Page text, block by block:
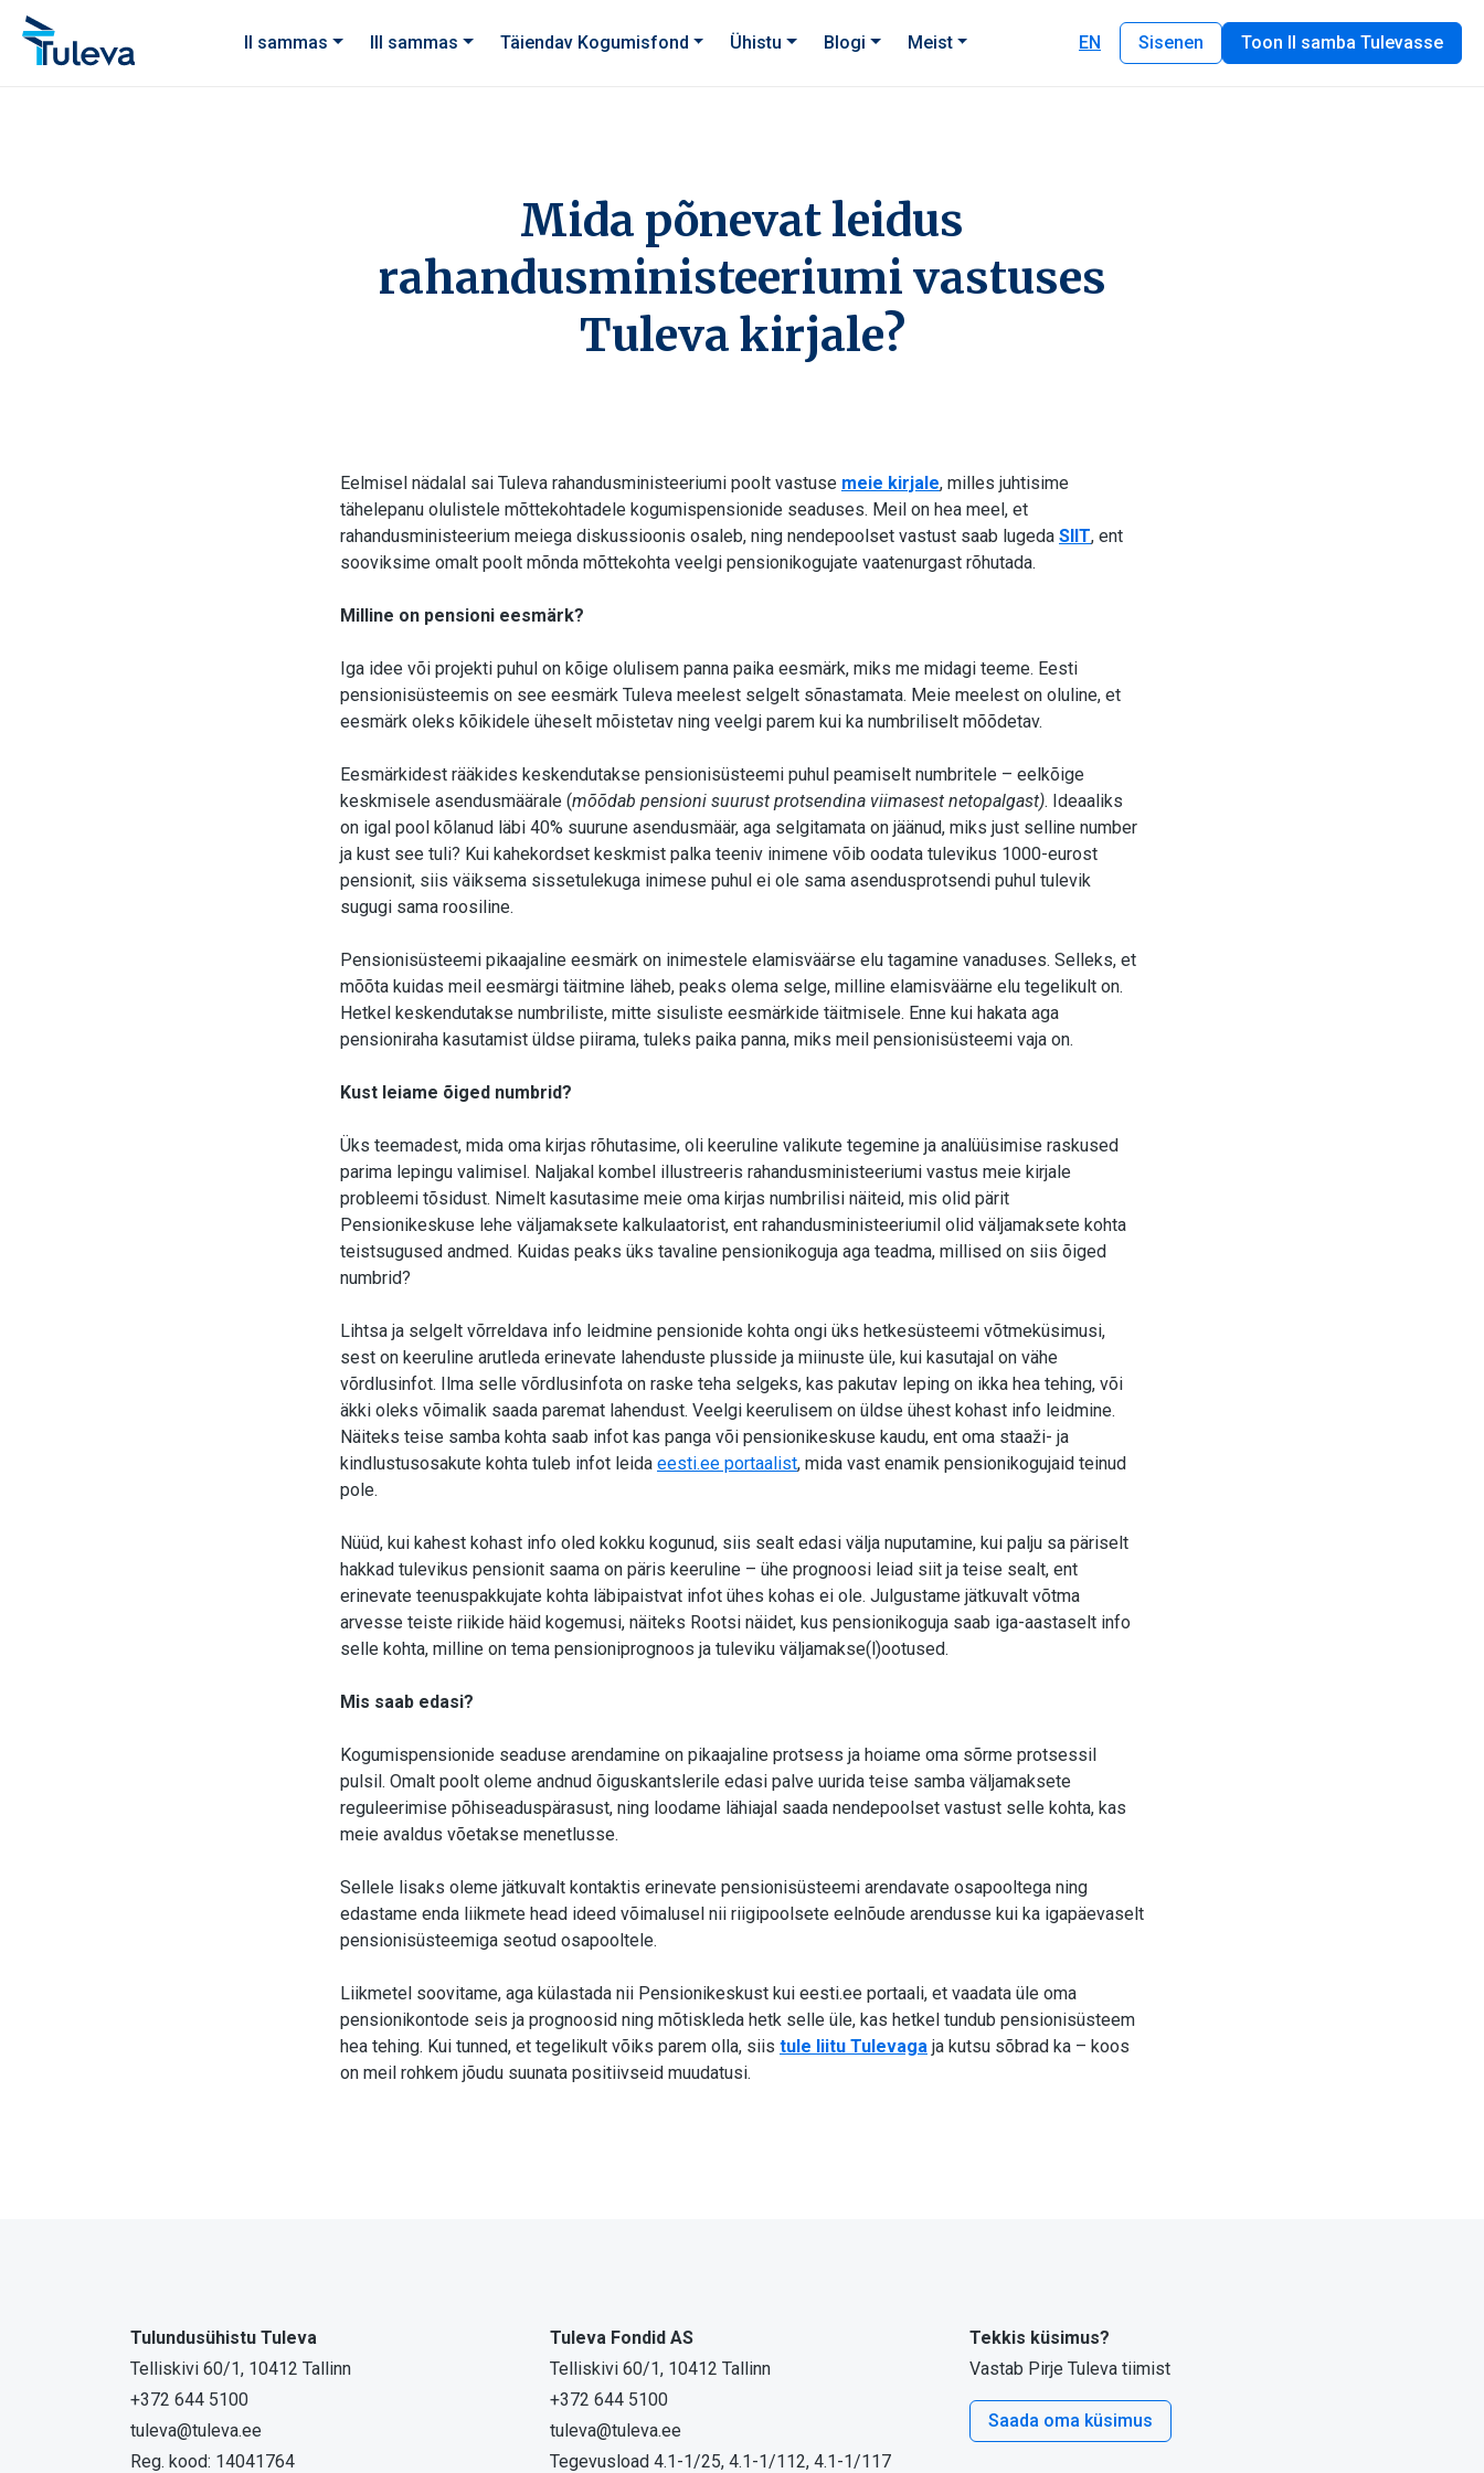
Liigu edasi sisu juurde
II sammas
III sammas Täiendav Kogumisfond Ühistu Blogi Meist EN Sisenen Toon II samba Tulevasse
Mida põnevat leidus
rahandusministeeriumi vastuses
Tuleva kirjale?
Eelmisel nädalal sai Tuleva rahandusministeeriumi poolt vastuse meie kirjale, milles juhtisime
tähelepanu olulistele mõttekohtadele kogumispensionide seaduses. Meil on hea meel, et
rahandusministeerium meiega diskussioonis osaleb, ning nendepoolset vastust saab lugeda SIIT, ent
sooviksime omalt poolt mõnda mõttekohta veelgi pensionikogujate vaatenurgast rõhutada.
Milline on pensioni eesmärk?
Iga idee või projekti puhul on kõige olulisem panna paika eesmärk, miks me midagi teeme. Eesti
pensionisüsteemis on see eesmärk Tuleva meelest selgelt sõnastamata. Meie meelest on oluline, et
eesmärk oleks kõikidele üheselt mõistetav ning veelgi parem kui ka numbriliselt mõõdetav.
Eesmärkidest rääkides keskendutakse pensionisüsteemi puhul peamiselt numbritele – eelkõige
keskmisele asendusmäärale (mõõdab pensioni suurust protsendina viimasest netopalgast). Ideaaliks
on igal pool kõlanud läbi 40% suurune asendusmäär, aga selgitamata on jäänud, miks just selline number
ja kust see tuli? Kui kahekordset keskmist palka teeniv inimene võib oodata tulevikus 1000-eurost
pensionit, siis väiksema sissetulekuga inimese puhul ei ole sama asendusprotsendi puhul tulevik
sugugi sama roosiline.
Pensionisüsteemi pikaajaline eesmärk on inimestele elamisväärse elu tagamine vanaduses. Selleks, et
mõõta kuidas meil eesmärgi täitmine läheb, peaks olema selge, milline elamisväärne elu tegelikult on.
Hetkel keskendutakse numbriliste, mitte sisuliste eesmärkide täitmisele. Enne kui hakata aga
pensioniraha kasutamist üldse piirama, tuleks paika panna, miks meil pensionisüsteemi vaja on.
Kust leiame õiged numbrid?
Üks teemadest, mida oma kirjas rõhutasime, oli keeruline valikute tegemine ja analüüsimise raskused
parima lepingu valimisel. Naljakal kombel illustreeris rahandusministeeriumi vastus meie kirjale
probleemi tõsidust. Nimelt kasutasime meie oma kirjas numbrilisi näiteid, mis olid pärit
Pensionikeskuse lehe väljamaksete kalkulaatorist, ent rahandusministeeriumil olid väljamaksete kohta
teistsugused andmed. Kuidas peaks üks tavaline pensionikoguja aga teadma, millised on siis õiged
numbrid?
Lihtsa ja selgelt võrreldava info leidmine pensionide kohta ongi üks hetkesüsteemi võtmeküsimusi,
sest on keeruline arutleda erinevate lahenduste plusside ja miinuste üle, kui kasutajal on vähe
võrdlusinfot. Ilma selle võrdlusinfota on raske teha selgeks, kas pakutav leping on ikka hea tehing, või
äkki oleks võimalik saada paremat lahendust. Veelgi keerulisem on üldse ühest kohast info leidmine.
Näiteks teise samba kohta saab infot kas panga või pensionikeskuse kaudu, ent oma staaži- ja
kindlustusosakute kohta tuleb infot leida eesti.ee portaalist, mida vast enamik pensionikogujaid teinud
pole.
Nüüd, kui kahest kohast info oled kokku kogunud, siis sealt edasi välja nuputamine, kui palju sa päriselt
hakkad tulevikus pensionit saama on päris keeruline – ühe prognoosi leiad siit ja teise sealt, ent
erinevate teenuspakkujate kohta läbipaistvat infot ühes kohas ei ole. Julgustame jätkuvalt võtma
arvesse teiste riikide häid kogemusi, näiteks Rootsi näidet, kus pensionikoguja saab iga-aastaselt info
selle kohta, milline on tema pensioniprognoos ja tuleviku väljamakse(l)ootused.
Mis saab edasi?
Kogumispensionide seaduse arendamine on pikaajaline protsess ja hoiame oma sõrme protsessil
pulsil. Omalt poolt oleme andnud õiguskantslerile edasi palve uurida teise samba väljamaksete
reguleerimise põhiseaduspärasust, ning loodame lähiajal saada nendepoolset vastust selle kohta, kas
meie avaldus võetakse menetlusse.
Sellele lisaks oleme jätkuvalt kontaktis erinevate pensionisüsteemi arendavate osapooltega ning
edastame enda liikmete head ideed võimalusel nii riigipoolsete eelnõude arendusse kui ka igapäevaselt
pensionisüsteemiga seotud osapooltele.
Liikmetel soovitame, aga külastada nii Pensionikeskust kui eesti.ee portaali, et vaadata üle oma
pensionikontode seis ja prognoosid ning mõtiskleda hetk selle üle, kas hetkel tundub pensionisüsteem
hea tehing. Kui tunned, et tegelikult võiks parem olla, siis tule liitu Tulevaga ja kutsu sõbrad ka – koos
on meil rohkem jõudu suunata positiivseid muudatusi.
Tulundusühistu Tuleva
Telliskivi 60/1, 10412 Tallinn
+372 644 5100
tuleva@tuleva.ee
Reg. kood: 14041764
Tuleva Fondid AS
Telliskivi 60/1, 10412 Tallinn
+372 644 5100
tuleva@tuleva.ee
Tegevusload 4.1-1/25, 4.1-1/112, 4.1-1/117
Tekkis küsimus?
Vastab Pirje Tuleva tiimist
Saada oma küsimus